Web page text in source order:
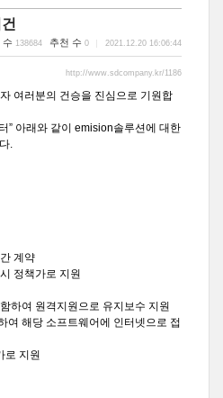
수 138684 추천 수 0 2021.12.20 16:06:44
http://www.sdcompany.kr/1186
여러분의 건승을 진심으로 기원합
” 아래와 같이 emision솔루션에 대한
.
계약
정책가로 지원
하여 원격지원으로 유지보수 지원
여 해당 소프트웨어에 인터넷으로 접
로 지원